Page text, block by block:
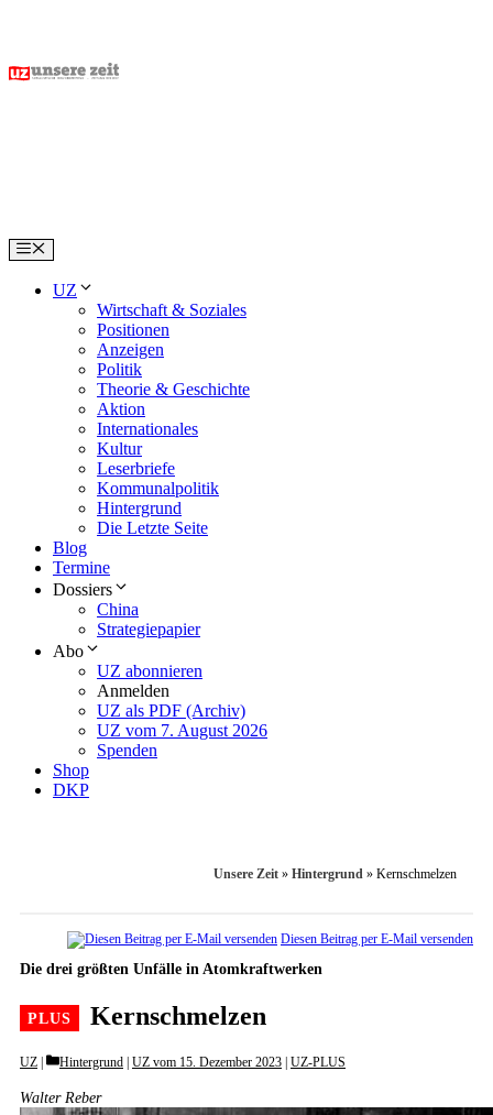
content
Menu
UZ
Wirtschaft & Soziales
Positionen
Anzeigen
Politik
Theorie & Geschichte
Aktion
Internationales
Kultur
Leserbriefe
Kommunalpolitik
Hintergrund
Die Letzte Seite
Blog
Termine
Dossiers
China
Strategiepapier
Abo
UZ abonnieren
Anmelden
UZ als PDF (Archiv)
UZ vom 7. August 2026
Spenden
Shop
DKP
Unsere Zeit » Hintergrund » Kernschmelzen
Diesen Beitrag per E-Mail versenden
Die drei größten Unfälle in Atomkraftwerken
Kernschmelzen
UZ Categories
Hintergrund UZ vom 15. Dezember 2023 UZ-PLUS
Walter Reber